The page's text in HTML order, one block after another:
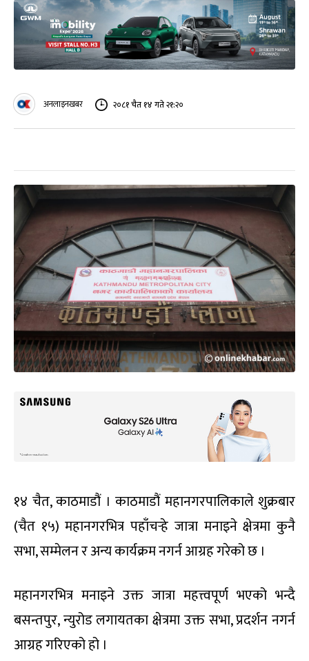
अनलाइनखबर २०८१ चैत १४ गते २१:२०
१४ चैत, काठमाडौं । काठमाडौं महानगरपालिकाले शुक्रबार
(चैत १५) महानगरभित्र पहाँचर्‍हे जात्रा मनाइने क्षेत्रमा कुनै
सभा, सम्मेलन र अन्य कार्यक्रम नगर्न आग्रह गरेको छ ।
महानगरभित्र मनाइने उक्त जात्रा महत्त्वपूर्ण भएको भन्दै
बसन्तपुर, न्युरोड लगायतका क्षेत्रमा उक्त सभा, प्रदर्शन नगर्न
आग्रह गरिएको हो ।